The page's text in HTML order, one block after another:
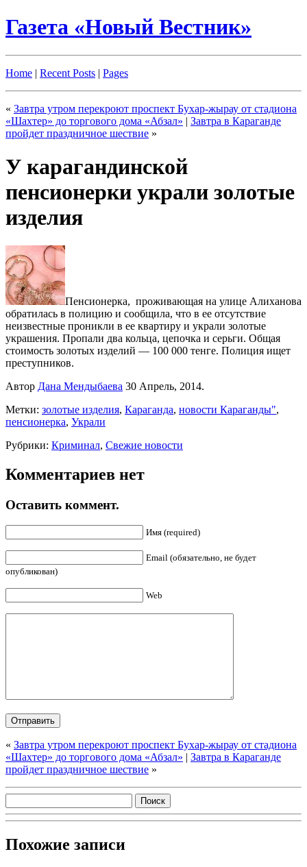
Газета «Новый Вестник»
Home | Recent Posts | Pages
« Завтра утром перекроют проспект Бухар-жырау от стадиона
«Шахтер» до торгового дома «Абзал» | Завтра в Караганде
пройдет праздничное шествие »
У карагандинской
пенсионерки украли золотые
изделия
Пенсионерка, проживающая на улице Алиханова
обратилась в полицию и сообщила, что в ее отсутствие
неизвестные проникли в ее квартиру и украли золотые
украшения. Пропали два кольца, цепочка и серьги. Общая
стоимость золотых изделий — 100 000 тенге. Полиция ищет
преступников.
Автор Дана Мендыбаева 30 Апрель, 2014.
Метки: золотые изделия, Караганда, новости Караганды",
пенсионерка, Украли
Рубрики: Криминал, Свежие новости
Комментариев нет
Оставить коммент.
Имя (required)
Email (обязательно, не будет
опубликован)
Web
« Завтра утром перекроют проспект Бухар-жырау от стадиона
«Шахтер» до торгового дома «Абзал» | Завтра в Караганде
пройдет праздничное шествие »
Похожие записи